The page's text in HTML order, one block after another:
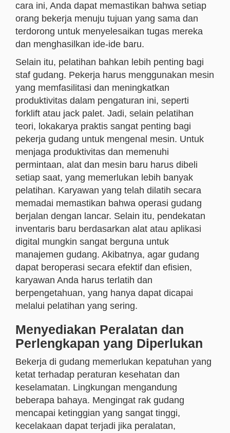
cara ini, Anda dapat memastikan bahwa setiap
orang bekerja menuju tujuan yang sama dan
terdorong untuk menyelesaikan tugas mereka
dan menghasilkan ide-ide baru.
Selain itu, pelatihan bahkan lebih penting bagi
staf gudang. Pekerja harus menggunakan mesin
yang memfasilitasi dan meningkatkan
produktivitas dalam pengaturan ini, seperti
forklift atau jack palet. Jadi, selain pelatihan
teori, lokakarya praktis sangat penting bagi
pekerja gudang untuk mengenal mesin. Untuk
menjaga produktivitas dan memenuhi
permintaan, alat dan mesin baru harus dibeli
setiap saat, yang memerlukan lebih banyak
pelatihan. Karyawan yang telah dilatih secara
memadai memastikan bahwa operasi gudang
berjalan dengan lancar. Selain itu, pendekatan
inventaris baru berdasarkan alat atau aplikasi
digital mungkin sangat berguna untuk
manajemen gudang. Akibatnya, agar gudang
dapat beroperasi secara efektif dan efisien,
karyawan Anda harus terlatih dan
berpengetahuan, yang hanya dapat dicapai
melalui pelatihan yang sering.
Menyediakan Peralatan dan
Perlengkapan yang Diperlukan
Bekerja di gudang memerlukan kepatuhan yang
ketat terhadap peraturan kesehatan dan
keselamatan. Lingkungan mengandung
beberapa bahaya. Mengingat rak gudang
mencapai ketinggian yang sangat tinggi,
kecelakaan dapat terjadi jika peralatan,